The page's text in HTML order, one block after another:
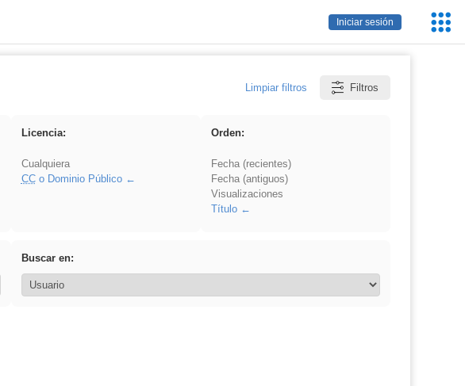
Iniciar sesión
Limpiar filtros Filtros
Licencia:
Cualquiera
CCo Dominio Público
Orden:
Fecha (recientes)
Fecha (antiguos)
Visualizaciones
Título
Buscar en: